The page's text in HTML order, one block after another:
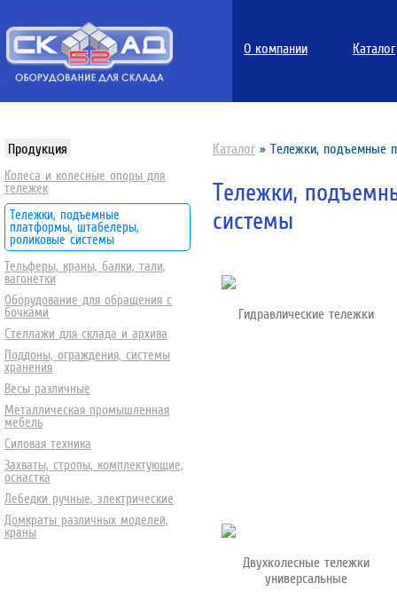
О компании Каталог
Продукция
Колеса и колесные опоры для
тележек
Тележки, подъемные
платформы, штабелеры,
роликовые системы
Тельферы, краны, балки, тали,
вагонетки
Оборудование для обращения с
бочками
Стеллажи для склада и архива
Поддоны, ограждения, системы
хранения
Весы различные
Металлическая промышленная
мебель
Силовая техника
Захваты, стропы, комплектующие,
оснастка
Лебедки ручные, электрические
Домкраты различных моделей,
краны
Каталог » Тележки, подъемные
Тележки,
системы
Гидравлические тележки
Двухколесные тележки
универсальные